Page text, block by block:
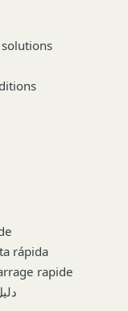
rápida
rapide